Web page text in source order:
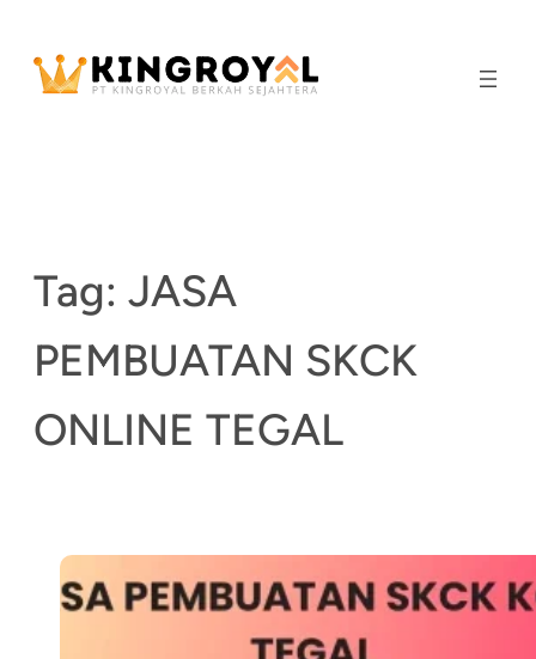
content
Tag: JASA
PEMBUATAN SKCK
ONLINE TEGAL